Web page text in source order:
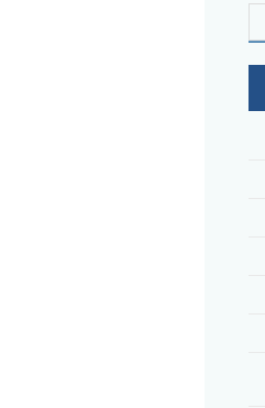
各
室